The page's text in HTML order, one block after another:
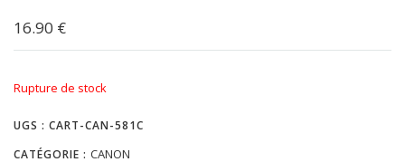
16.90 €
Rupture de stock
UGS : CART-CAN-581C
CATÉGORIE : CANON